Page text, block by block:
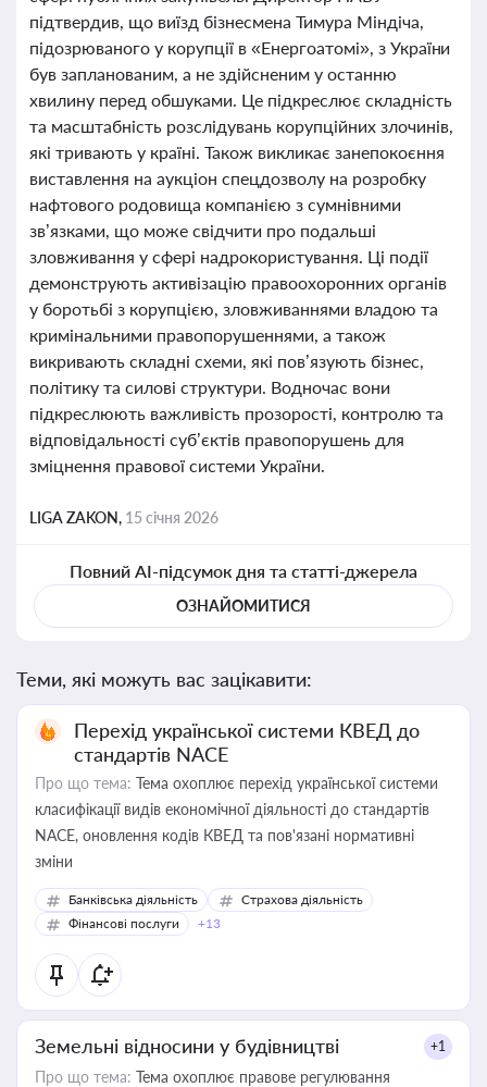
підтвердив, що виїзд бізнесмена Тимура Міндіча,
підозрюваного у корупції в «Енергоатомі», з України
був запланованим, а не здійсненим у останню
хвилину перед обшуками. Це підкреслює складність
та масштабність розслідувань корупційних злочинів,
які тривають у країні. Також викликає занепокоєння
виставлення на аукціон спецдозволу на розробку
нафтового родовища компанією з сумнівними
зв’язками, що може свідчити про подальші
зловживання у сфері надрокористування. Ці події
демонструють активізацію правоохоронних органів
у боротьбі з корупцією, зловживаннями владою та
кримінальними правопорушеннями, а також
викривають складні схеми, які пов’язують бізнес,
політику та силові структури. Водночас вони
підкреслюють важливість прозорості, контролю та
відповідальності суб’єктів правопорушень для
зміцнення правової системи України.
LIGA ZAKON, 15 січня 2026
Повний AI-підсумок дня та статті-джерела
ОЗНАЙОМИТИСЯ
Теми, які можуть вас зацікавити:
Перехід української системи КВЕД до
стандартів NACE
Про що тема: Тема охоплює перехід української системи
класифікації видів економічної діяльності до стандартів
NACE, оновлення кодів КВЕД та пов'язані нормативні
зміни
Банківська діяльність
Страхова діяльність
Фінансові послуги
+13
Земельні відносини у будівництві +1
Про що тема: Тема охоплює правове регулювання